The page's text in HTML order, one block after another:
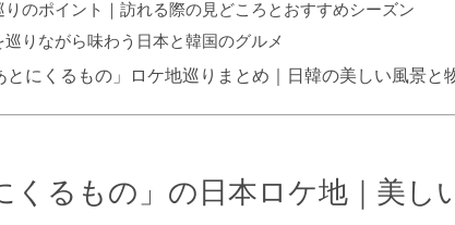
りのポイント｜訪れる際の見どころとおすすめシーズン
巡りながら味わう日本と韓国のグルメ
とにくるもの」ロケ地巡りまとめ｜日韓の美しい風景と
くるもの」の日本ロケ地｜美し